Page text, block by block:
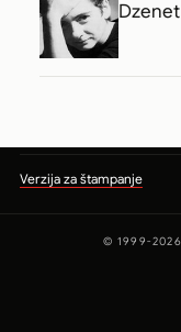
Verzija za štampanje
© 1999-2026